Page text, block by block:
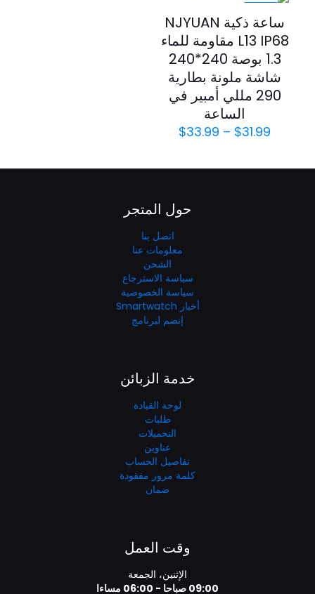
ساعة ذكية NJYUAN
L13 IP68 مقاومة للماء
1.3 بوصة 240*240
شاشة ملونة بطارية
290 مللي أمبير في
الساعة
$31.99
–
$33.99
حول المتجر
اتصل بنا
معلومات عنا
الشحن
سياسة الاسترجاع
سياسة الخصوصية
أخبار Smartwatch
إنضم لبرنامج
خدمة الزبائن
لوحة القيادة
طلبات
التحميلات
عناوين
تفاصيل الحساب
كلمة مرور مفقودة
ضمان
وقت العمل
الإثنين، الجمعة
09:00 صباحا - 06:00 مساءا